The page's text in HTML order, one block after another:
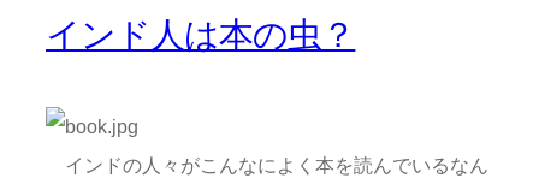
インド人は本の虫？
インドの人々がこんなによく本を読んでいるなん